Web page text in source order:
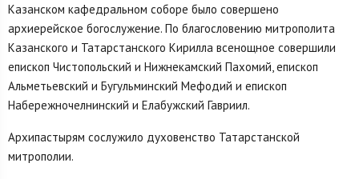
Казанском кафедральном соборе было совершено
архиерейское богослужение. По благословению митрополита
Казанского и Татарстанского Кирилла всенощное совершили
епископ Чистопольский и Нижнекамский Пахомий, епископ
Альметьевский и Бугульминский Мефодий и епископ
Набережночелнинский и Елабужский Гавриил.
Архипастырям сослужило духовенство Татарстанской
митрополии.